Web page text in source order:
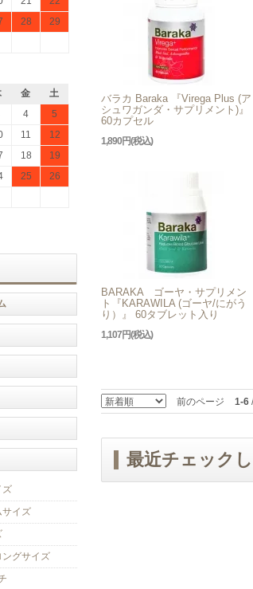
バラカ Baraka 『Virega Plus (ア
シュワガンダ・サプリメント)』
60カプセル
1,890円(税込)
BARAKA ゴーヤ・サプリメン
ト『KARAWILA (ゴーヤ/にがう
り）』 60タブレット入り
1,107円(税込)
前のページ 1-6
最近チェック
28
29
金
土
4
5
11
12
18
19
25
26
ズ
サイズ
グサイズ